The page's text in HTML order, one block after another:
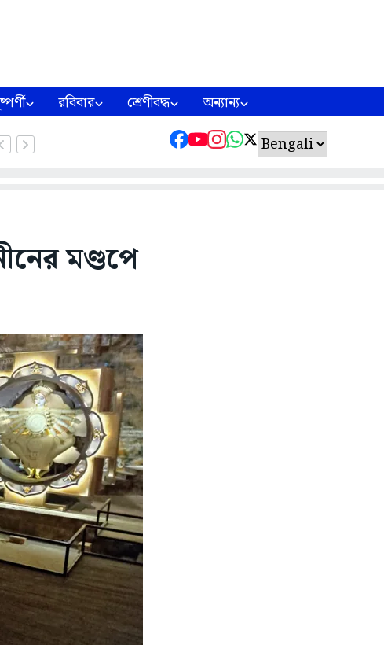
রবিবার শ্রেণীবদ্ধ অন্যান্য
মণ্ডপে